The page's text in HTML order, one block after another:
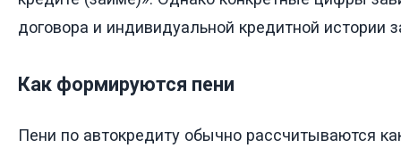
договора и индивидуальной кредитной истории
Как формируются пени
Пени по автокредиту обычно рассчитываются